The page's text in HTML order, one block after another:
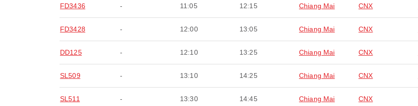
FD3436 - 11:05 12:15 Chiang Mai CNX
FD3428 - 12:00 13:05 Chiang Mai CNX
DD125 - 12:10 13:25 Chiang Mai CNX
SL509 - 13:10 14:25 Chiang Mai CNX
SL511 - 13:30 14:45 Chiang Mai CNX